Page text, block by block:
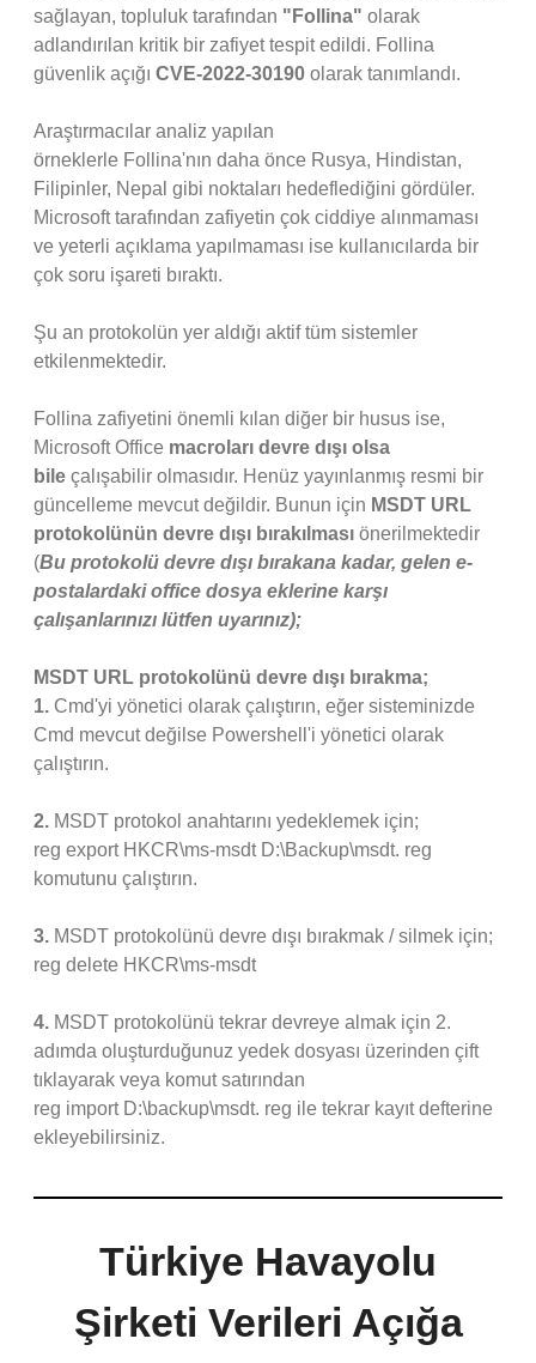
sağlayan, topluluk tarafından "Follina" olarak
adlandırılan kritik bir zafiyet tespit edildi. Follina
güvenlik açığı CVE-2022-30190 olarak tanımlandı.
Araştırmacılar analiz yapılan
örneklerle Follina'nın daha önce Rusya, Hindistan,
Filipinler, Nepal gibi noktaları hedeflediğini gördüler.
Microsoft tarafından zafiyetin çok ciddiye alınmaması
ve yeterli açıklama yapılmaması ise kullanıcılarda bir
çok soru işareti bıraktı.
Şu an protokolün yer aldığı aktif tüm sistemler
etkilenmektedir.
Follina zafiyetini önemli kılan diğer bir husus ise,
Microsoft Office macroları devre dışı olsa
bile çalışabilir olmasıdır. Henüz yayınlanmış resmi bir
güncelleme mevcut değildir. Bunun için MSDT URL
protokolünün devre dışı bırakılması önerilmektedir
(Bu protokolü devre dışı bırakana kadar, gelen e-
postalardaki office dosya eklerine karşı
çalışanlarınızı lütfen uyarınız);
MSDT URL protokolünü devre dışı bırakma;
1. Cmd'yi yönetici olarak çalıştırın, eğer sisteminizde
Cmd mevcut değilse Powershell'i yönetici olarak
çalıştırın.
2. MSDT protokol anahtarını yedeklemek için;
reg export HKCR\ms-msdt D:\Backup\msdt. reg
komutunu çalıştırın.
3. MSDT protokolünü devre dışı bırakmak / silmek için;
reg delete HKCR\ms-msdt
4. MSDT protokolünü tekrar devreye almak için 2.
adımda oluşturduğunuz yedek dosyası üzerinden çift
tıklayarak veya komut satırından
reg import D:\backup\msdt. reg ile tekrar kayıt defterine
ekleyebilirsiniz.
Türkiye Havayolu
Şirketi Verileri Açığa